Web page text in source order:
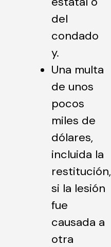
del
condado
y.
Una multa
de unos
pocos
miles de
dólares,
incluida la
restitución,
si la lesión
fue
causada a
otra